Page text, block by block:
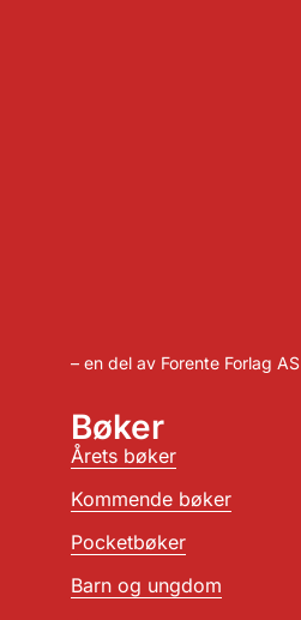
– en del av Forente Forlag AS
Bøker
Årets bøker
Kommende bøker
Pocketbøker
Barn og ungdom